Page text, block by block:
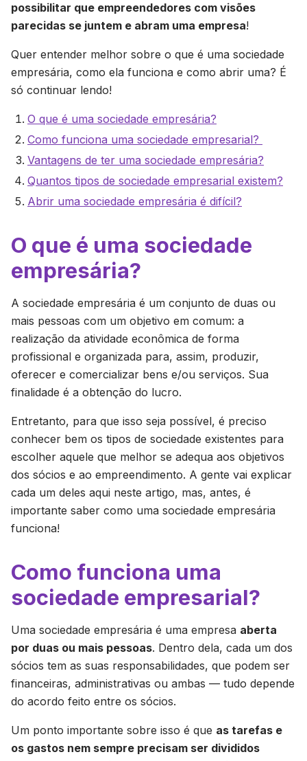
possibilitar que empreendedores com visões
parecidas se juntem e abram uma empresa!
Quer entender melhor sobre o que é uma sociedade
empresária, como ela funciona e como abrir uma? É
só continuar lendo!
O que é uma sociedade empresária?
Como funciona uma sociedade empresarial?
Vantagens de ter uma sociedade empresária?
Quantos tipos de sociedade empresarial existem?
Abrir uma sociedade empresária é difícil?
O que é uma sociedade
empresária?
A sociedade empresária é um conjunto de duas ou
mais pessoas com um objetivo em comum: a
realização da atividade econômica de forma
profissional e organizada para, assim, produzir,
oferecer e comercializar bens e/ou serviços. Sua
finalidade é a obtenção do lucro.
Entretanto, para que isso seja possível, é preciso
conhecer bem os tipos de sociedade existentes para
escolher aquele que melhor se adequa aos objetivos
dos sócios e ao empreendimento. A gente vai explicar
cada um deles aqui neste artigo, mas, antes, é
importante saber como uma sociedade empresária
funciona!
Como funciona uma
sociedade empresarial?
Uma sociedade empresária é uma empresa aberta
por duas ou mais pessoas. Dentro dela, cada um dos
sócios tem as suas responsabilidades, que podem ser
financeiras, administrativas ou ambas — tudo depende
do acordo feito entre os sócios.
Um ponto importante sobre isso é que as tarefas e
os gastos nem sempre precisam ser divididos